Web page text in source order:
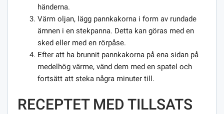
händerna.
Värm oljan, lägg pannkakorna i form av rundade
ämnen i en stekpanna. Detta kan göras med en
sked eller med en rörpåse.
Efter att ha brunnit pannkakorna på ena sidan på
medelhög värme, vänd dem med en spatel och
fortsätt att steka några minuter till.
RECEPTET MED TILLSATS